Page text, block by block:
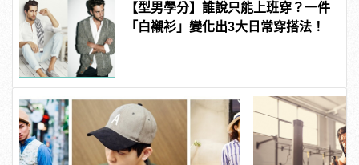
【型男學分】誰說只能上班穿？一件
「白襯衫」變化出3大日常穿搭法！